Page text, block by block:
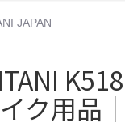
JAPAN
ク用品